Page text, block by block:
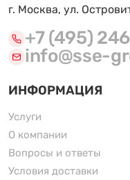
г. Москва, ул.
+7 (495)
info@sse-
ИНФОРМАЦИЯ
Услуги
О компании
Вопросы и ответы
Условия доставки